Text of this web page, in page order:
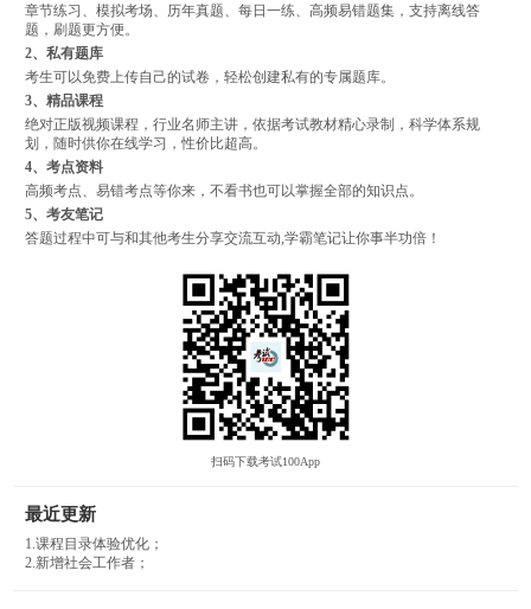
章节练习、模拟考场、历年真题、每日一练、高频易错题集，支持离线答
题，刷题更方便。
2、私有题库
考生可以免费上传自己的试卷，轻松创建私有的专属题库。
3、精品课程
绝对正版视频课程，行业名师主讲，依据考试教材精心录制，科学体系规
划，随时供你在线学习，性价比超高。
4、考点资料
高频考点、易错考点等你来，不看书也可以掌握全部的知识点。
5、考友笔记
答题过程中可与和其他考生分享交流互动,学霸笔记让你事半功倍！
扫码下载考试100App
最近更新
1.课程目录体验优化；
2.新增社会工作者；